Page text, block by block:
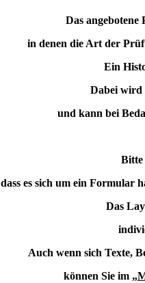
Das angebotene
in denen die Art der
Ein
Dabei wird
und kann bei
Bitte
dass es sich um ein Formular
Das
Auch wenn sich Texte,
können Sie im „